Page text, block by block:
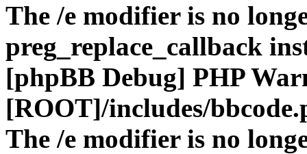
The /e modifier is no
preg_replace_callback
[phpBB Debug] PHP
[ROOT]/includes/
The /e modifier is no